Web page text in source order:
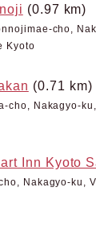
(0.97 km)
cho,
Kyoto
(0.71 km)
cho, Nakagyo-
Inn Kyoto
Nakagyo-ku,